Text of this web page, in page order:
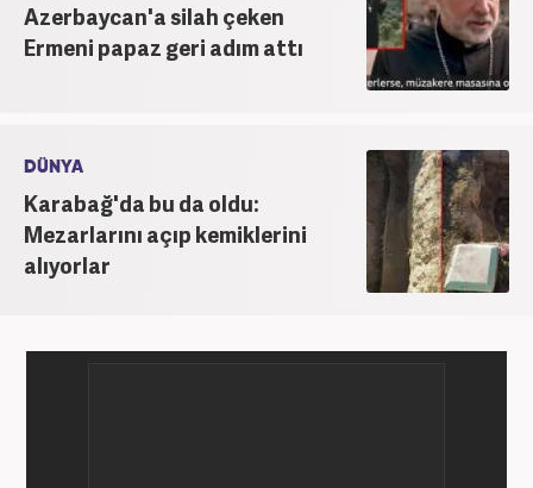
Azerbaycan'a silah çeken
Ermeni papaz geri adım attı
DÜNYA
Karabağ'da bu da oldu:
Mezarlarını açıp kemiklerini
alıyorlar